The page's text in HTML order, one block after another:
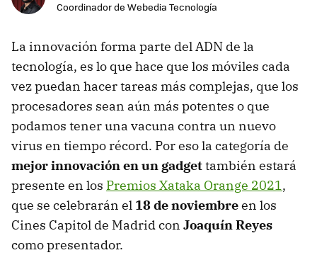
Coordinador de Webedia Tecnología
La innovación forma parte del ADN de la
tecnología, es lo que hace que los móviles cada
vez puedan hacer tareas más complejas, que los
procesadores sean aún más potentes o que
podamos tener una vacuna contra un nuevo
virus en tiempo récord. Por eso la categoría de
mejor innovación en un gadgettambién estará
presente en los Premios Xataka Orange 2021,
que se celebrarán el 18 de noviembreen los
Cines Capitol de Madrid con Joaquín Reyes
como presentador.